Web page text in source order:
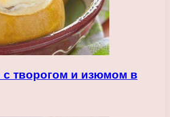
творогом и изюмом в